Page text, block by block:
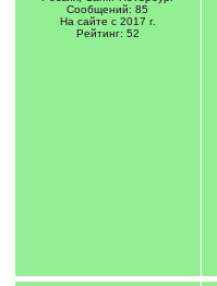
Сообщений: 85
На сайте с 2017 г.
Рейтинг: 52